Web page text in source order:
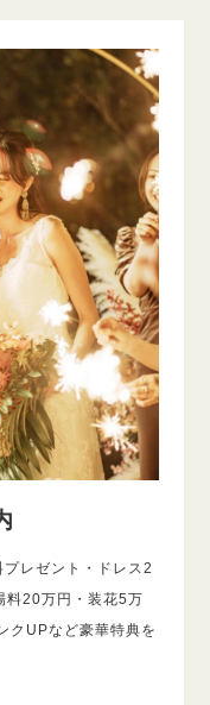
レゼント・ドレス2
料20万円・装花5万
クUPなど豪華特典を